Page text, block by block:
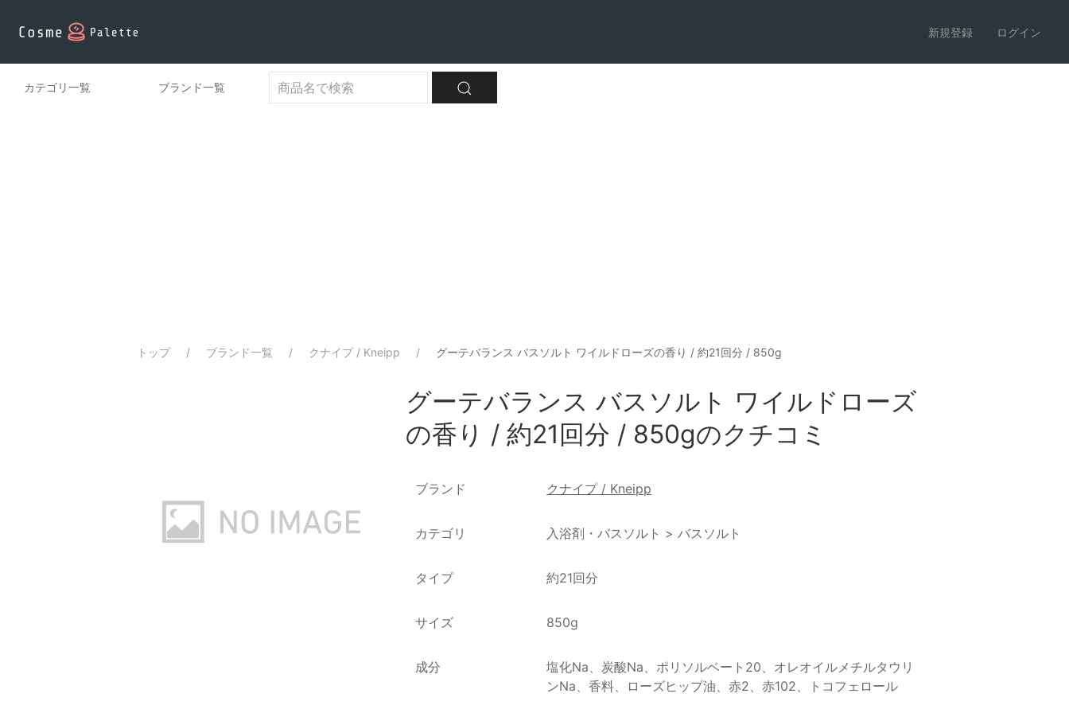
新規登録 ログイン
カテゴリ一覧 ブランド一覧
トップ ブランド一覧 クナイプ / Kneipp グーテバランス バスソルト ワイルドローズの香り / 約21回分 / 850g
グーテバランス バスソルト ワイルドローズ
の香り / 約21回分 / 850gのクチコミ
ブランド クナイプ / Kneipp
カテゴリ 入浴剤・バスソルト >バスソルト
タイプ 約21回分
サイズ 850g
成分
塩化Na、炭酸Na、ポリソルベート20、オレオイルメチルタウリ
ンNa、香料、ローズヒップ油、赤2、赤102、トコフェロール